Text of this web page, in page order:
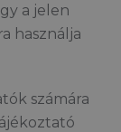
a jelen
használja
számára